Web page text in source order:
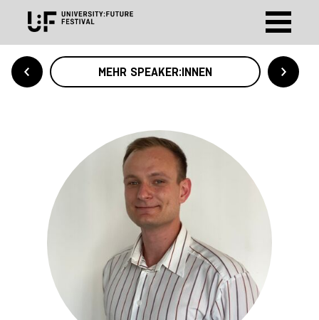
MEHR SPEAKER:INNEN